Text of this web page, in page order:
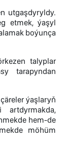
utgaşdyryldy.
etmek, ýaşyl
boýunça
talyplar
tarapyndan
ýaşlaryň
artdyrmakda,
hem-de
möhüm